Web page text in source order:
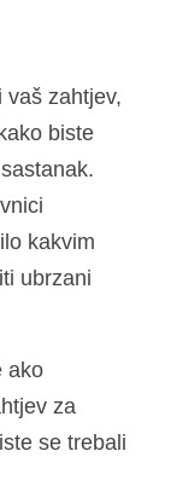
vaš zahtjev,
biste
kakvim
ubrzani
ako
za
se trebali